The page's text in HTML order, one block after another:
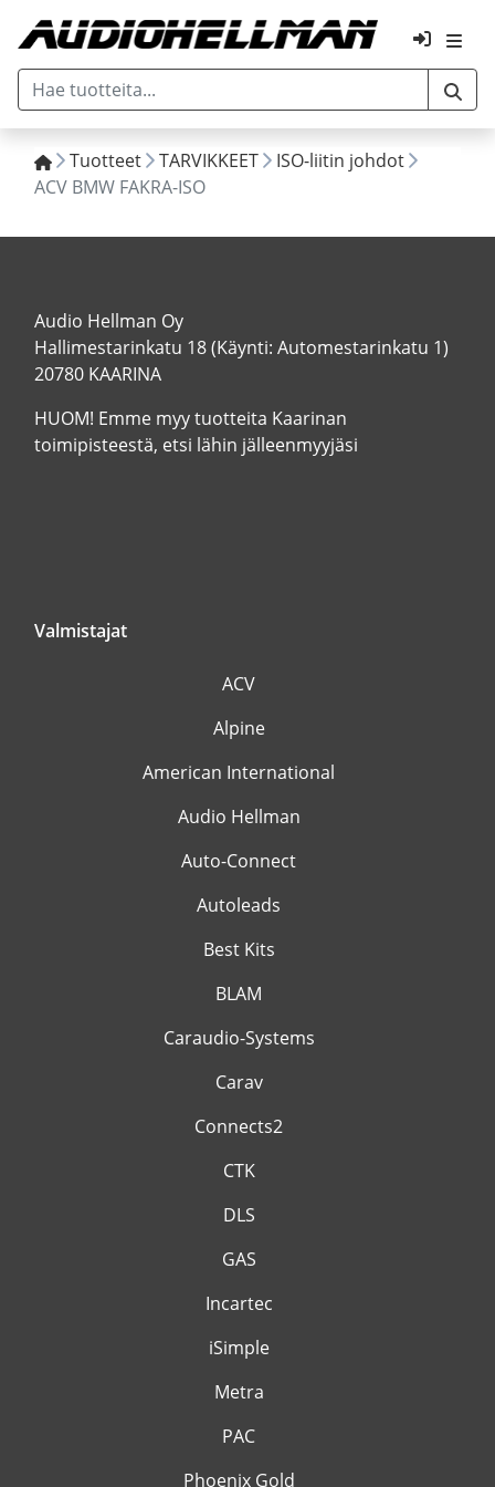
Tuotteet TARVIKKEET
ISO-liitin johdot
ACV BMW FAKRA-ISO
Audio Hellman Oy
Hallimestarinkatu 18 (Käynti: Automestarinkatu 1)
20780 KAARINA
HUOM! Emme myy tuotteita Kaarinan
toimipisteestä, etsi lähin jälleenmyyjäsi
Valmistajat
ACV
Alpine
American International
Audio Hellman
Auto-Connect
Autoleads
Best Kits
BLAM
Caraudio-Systems
Carav
Connects2
CTK
DLS
GAS
Incartec
iSimple
Metra
PAC
Phoenix Gold